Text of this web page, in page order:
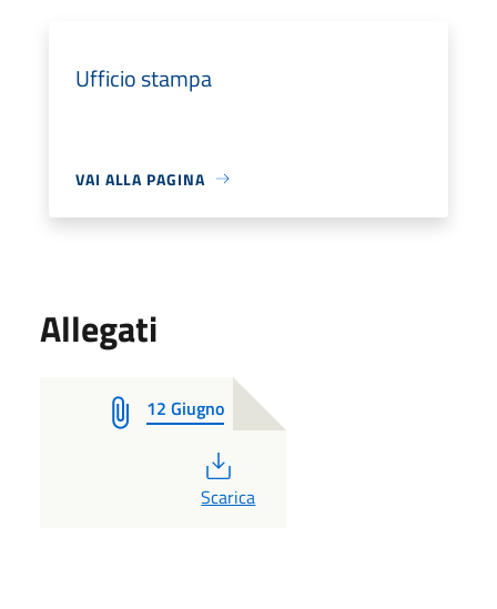
Ufficio stampa
VAI ALLA PAGINA
Allegati
12 Giugno
PDF
Scarica